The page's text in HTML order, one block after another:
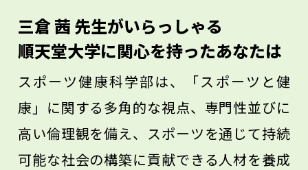
も踏まえた上で、スポーツの価値を広める
一端を担うような人が増えてくれたらいい
なと思っています。
三倉 茜 先生がいらっしゃる
順天堂大学に関心を持ったあなたは
スポーツ健康科学部は、「スポーツと健
康」に関する多角的な視点、専門性並びに
高い倫理観を備え、スポーツを通じて持続
可能な社会の構築に貢献できる人材を養成